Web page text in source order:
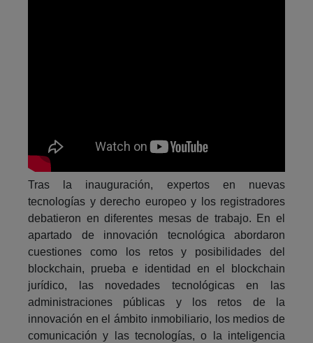
Tras la inauguración, expertos en nuevas
tecnologías y derecho europeo y los registradores
debatieron en diferentes mesas de trabajo. En el
apartado de innovación tecnológica abordaron
cuestiones como los retos y posibilidades del
blockchain, prueba e identidad en el blockchain
jurídico, las novedades tecnológicas en las
administraciones públicas y los retos de la
innovación en el ámbito inmobiliario, los medios de
comunicación y las tecnologías, o la inteligencia